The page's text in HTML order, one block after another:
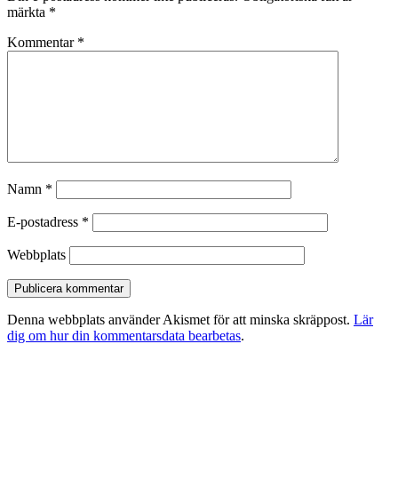
märkta *
Kommentar *
Namn *
E-postadress *
Webbplats
Denna webbplats använder Akismet för att minska skräppost. Lär
dig om hur din kommentarsdata bearbetas.